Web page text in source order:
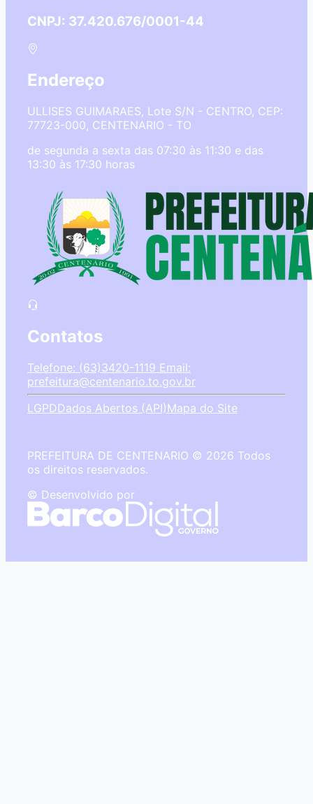
CNPJ: 37.420.676/0001-44
Endereço
ULLISES GUIMARAES, Lote S/N - CENTRO, CEP:
77723-000, CENTENARIO - TO
de segunda a sexta das 07:30 às 11:30 e das
13:30 às 17:30 horas
Contatos
Telefone: (63)3420-1119 Email:
prefeitura@centenario.to.gov.br
LGPDDados Abertos (API)Mapa do Site
PREFEITURA DE CENTENARIO © 2026 Todos
os direitos reservados.
© Desenvolvido por